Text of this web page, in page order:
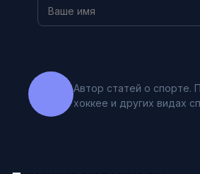
Автор статей о спорте.
хоккее и других видах